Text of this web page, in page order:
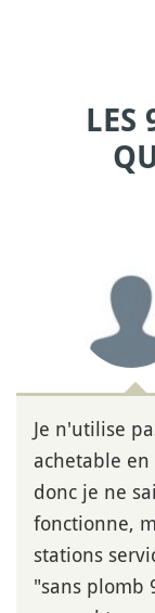
LES
Je n'utilise
achetable
donc je ne
fonctionne,
stations
"sans plomb